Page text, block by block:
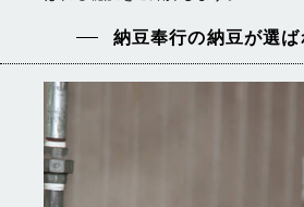
納豆奉行の納豆が選ば